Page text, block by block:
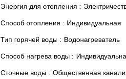
Энергия для отопления
Способ отопления Индивидуальная
Тип горячей воды Водонагреватель
Способ нагрева воды
Сточные воды
Общественная